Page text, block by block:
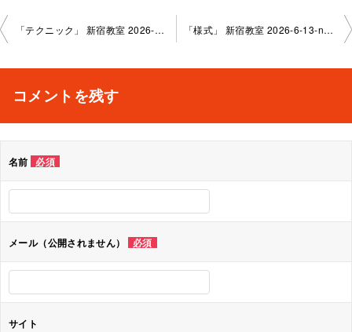
投
ビ
シ
ョ
ン
「テクニック」 新宿教室 2026-5- 30-no0026-1096 「様式」 新宿教室 2026-6-13-no0026-1096
コメントを残す
名前 必須
メール（公開されません） 必須
サイト